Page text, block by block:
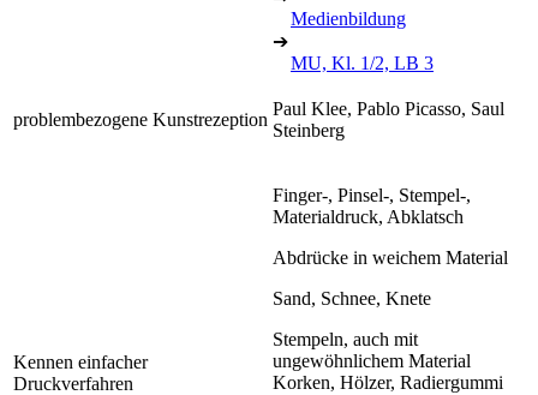
Medienbildung
➔
MU, Kl. 1/2, LB 3
problembezogene Kunstrezeption
Paul Klee, Pablo Picasso, Saul
Steinberg
Kennen einfacher
Druckverfahren
Finger-, Pinsel-, Stempel-,
Materialdruck, Abklatsch
Abdrücke in weichem Material
Sand, Schnee, Knete
Stempeln, auch mit
ungewöhnlichem Material
Korken, Hölzer, Radiergummi